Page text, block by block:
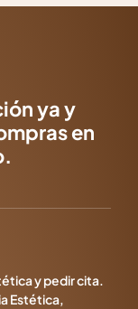
ya y
en
y pedir cita.
Estética,